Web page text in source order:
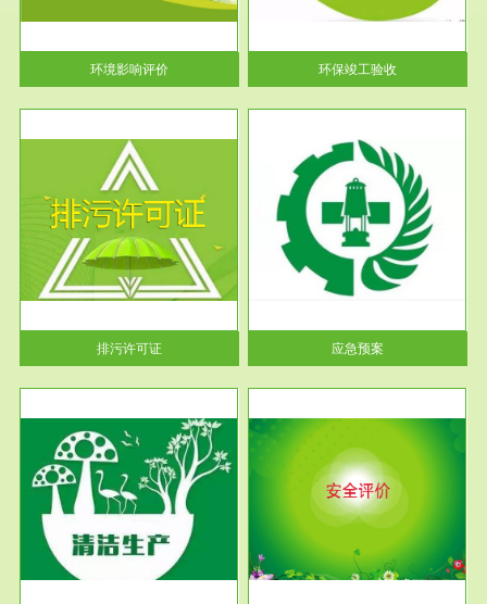
环境影响评价
例》第十七条 编制环境影响报
告书、...
环保竣工验收
排污许可证
服务范围
应急预案
根据《中华人民共和国环境保护
法》第十九条 企业事业单位应
当按照...
应急预案
服务范围
安全评价
安全评价安全评价目的是查找、
分析和预测工程、系统、生产经